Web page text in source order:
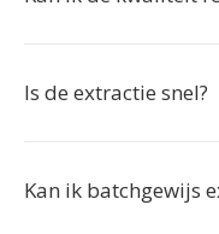
Is de extractie snel?
Kan ik batchgewijs